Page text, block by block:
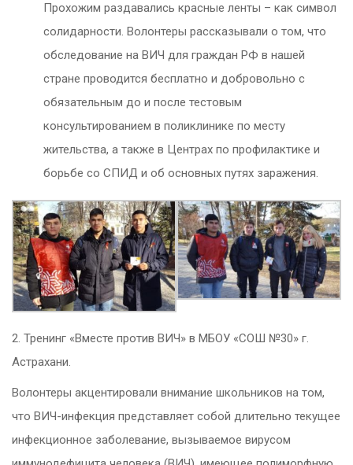
Прохожим раздавались красные ленты – как символ
солидарности. Волонтеры рассказывали о том, что
обследование на ВИЧ для граждан РФ в нашей
стране проводится бесплатно и добровольно с
обязательным до и после тестовым
консультированием в поликлинике по месту
жительства, а также в Центрах по профилактике и
борьбе со СПИД и об основных путях заражения.
2. Тренинг «Вместе против ВИЧ» в МБОУ «СОШ №30» г.
Астрахани.
Волонтеры акцентировали внимание школьников на том,
что ВИЧ-инфекция представляет собой длительно текущее
инфекционное заболевание, вызываемое вирусом